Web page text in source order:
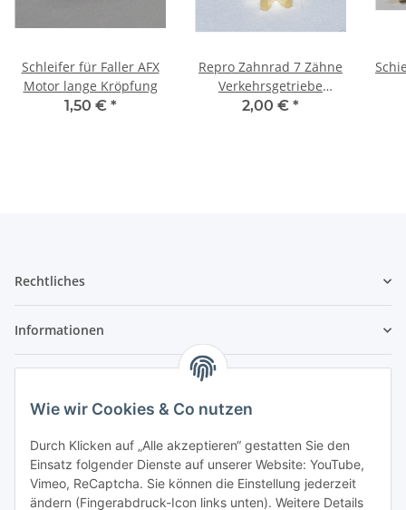
Wie wir Cookies & Co nutzen
Durch Klicken auf „Alle akzeptieren“ gestatten Sie den
Einsatz folgender Dienste auf unserer Website: YouTube,
Vimeo, ReCaptcha. Sie können die Einstellung jederzeit
ändern (Fingerabdruck-Icon links unten). Weitere Details
Schleifer für Faller AFX
Motor lange Kröpfung
1,50 € *
Repro Zahnrad 7 Zähne
Verkehrsgetriebe
Messing
2,00 € *
Rechtliches
Informationen
Wir sind kein Spielwarenhändler i. S. d.
Spielwarenverordnung
Die meisten der von uns vertriebenen Produkte sind
nur für ein Erwachsenenhobby gedacht. Diese